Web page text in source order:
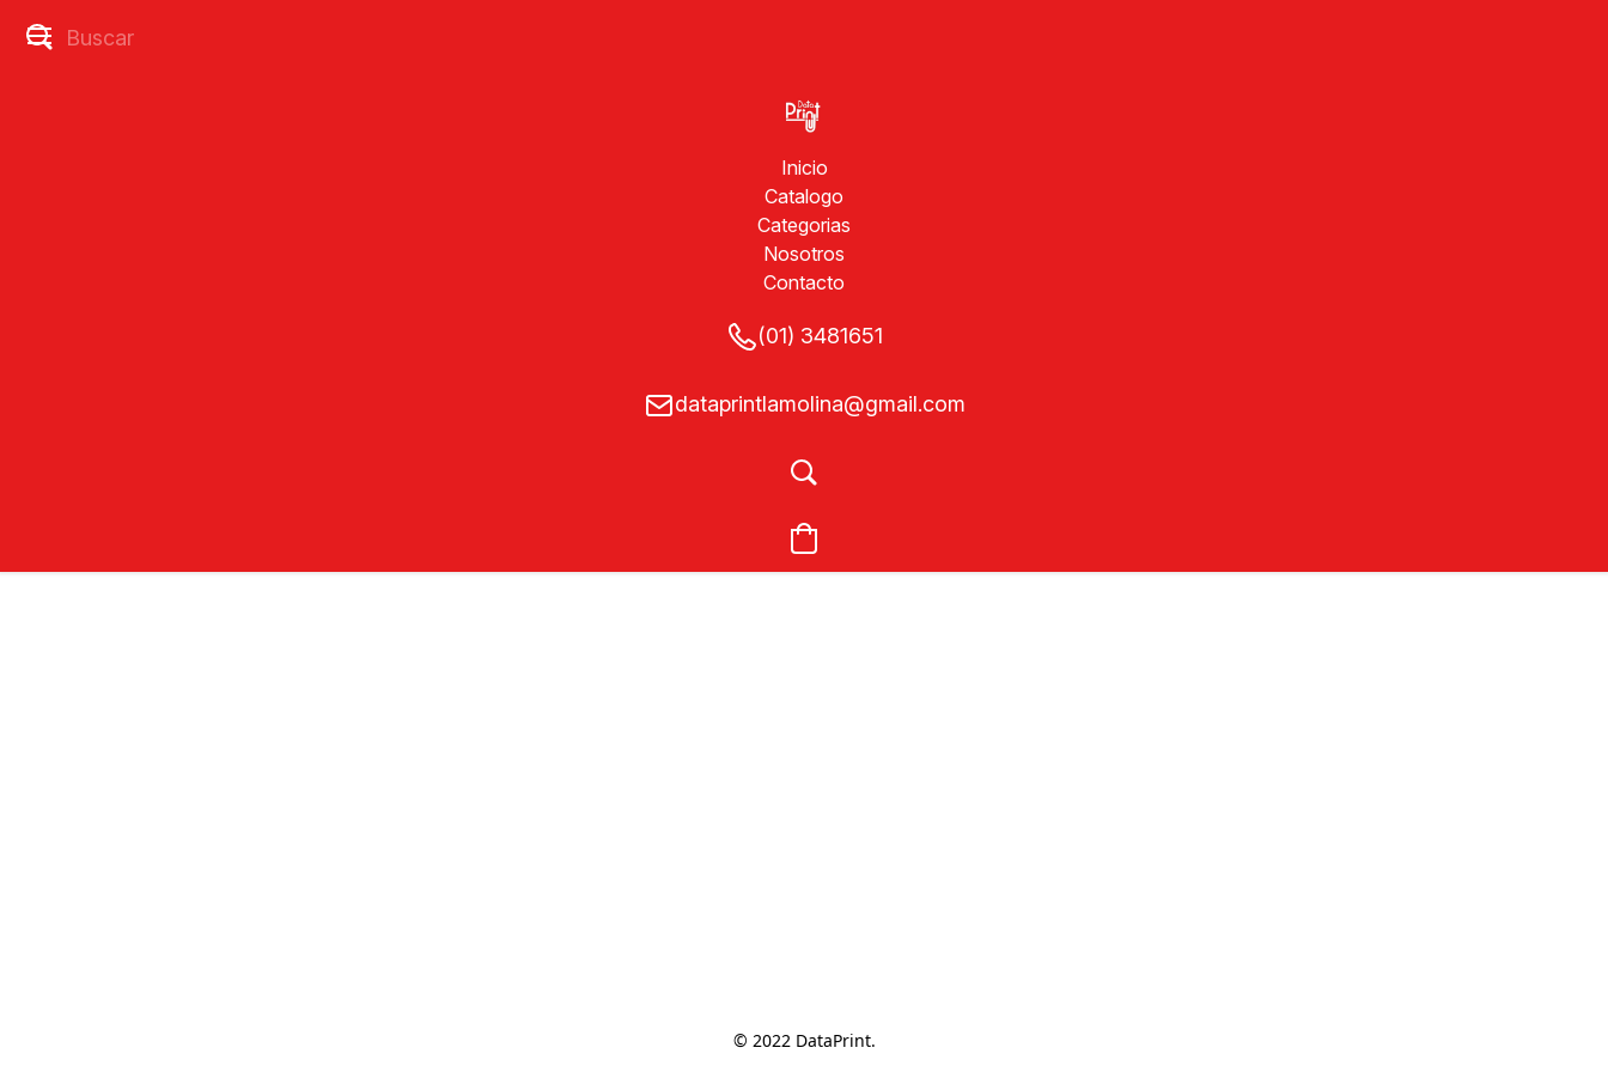
Inicio
Catalogo
Categorias
Nosotros
Contacto
(01) 3481651
dataprintlamolina@gmail.com
© 2022 DataPrint.